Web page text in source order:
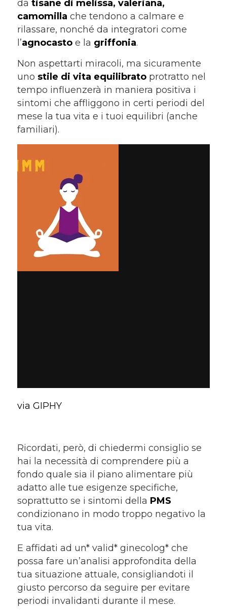
da tisane di melissa, valeriana,
camomilla che tendono a calmare e
rilassare, nonché da integratori come
l’agnocastoe la griffonia.
Non aspettarti miracoli, ma sicuramente
uno stile di vita equilibratoprotratto nel
tempo influenzerà in maniera positiva i
sintomi che affliggono in certi periodi del
mese la tua vita e i tuoi equilibri (anche
familiari).
via GIPHY
Ricordati, però, di chiedermi consiglio se
hai la necessità di comprendere più a
fondo quale sia il piano alimentare più
adatto alle tue esigenze specifiche,
soprattutto se i sintomi della PMS
condizionano in modo troppo negativo la
tua vita.
E affidati ad un* valid* ginecolog* che
possa fare un’analisi approfondita della
tua situazione attuale, consigliandoti il
giusto percorso da seguire per evitare
periodi invalidanti durante il mese.